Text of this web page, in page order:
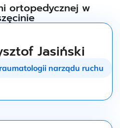
ortopedycznej w
Jasiński
narządu ruchu